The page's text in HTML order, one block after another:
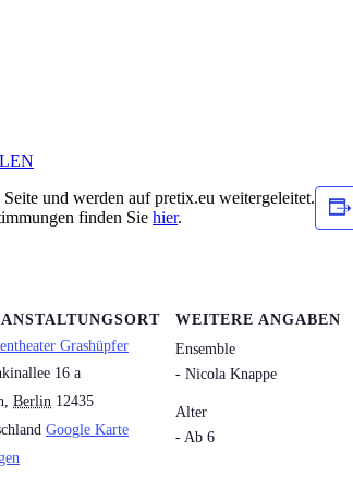
und werden auf pretix.eu weitergeleitet.
finden Sie hier.
Grashüpfer
16 a
, Berlin 12435
Google Karte
WEITERE ANGABEN
Ensemble
- Nicola Knappe
Alter
- Ab 6